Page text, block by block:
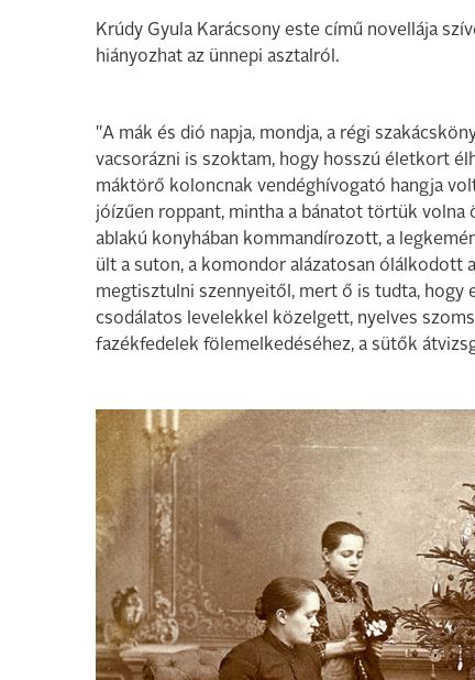
Krúdy Gyula Karácsony este című novellája
hiányozhat az ünnepi asztalról.
"A mák és dió napja, mondja, a régi
vacsorázni is szoktam, hogy hosszú életkort
máktörő koloncnak vendéghívogató hangja
jóízűen roppant, mintha a bánatot törtük volna
ablakú konyhában kommandírozott, a
ült a suton, a komondor alázatosan ólálkodott
megtisztulni szennyeitől, mert ő is tudta, hogy
csodálatos levelekkel közelgett, nyelves
fazékfedelek fölemelkedéséhez, a sütők